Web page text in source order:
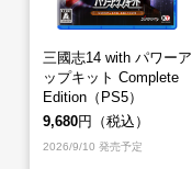
三國志14 with パワーア
ップキット Complete
Edition（PS5）
9,680円（税込）
2026/9/10 発売予定